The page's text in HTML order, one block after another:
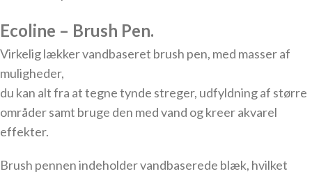
Ecoline – Brush Pen.
Virkelig lækker vandbaseret brush pen, med masser af
muligheder,
du kan alt fra at tegne tynde streger, udfyldning af større
områder samt bruge den med vand og kreer akvarel
effekter.
Brush pennen indeholder vandbaserede blæk, hvilket